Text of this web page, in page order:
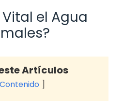
Vital el Agua
Artículos